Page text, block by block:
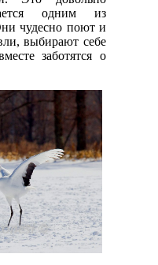
одним из
чудесно поют и
выбирают себе
заботятся о